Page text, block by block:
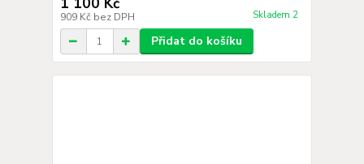
909 Kč bez DPH Skladem 2
Přidat do košíku